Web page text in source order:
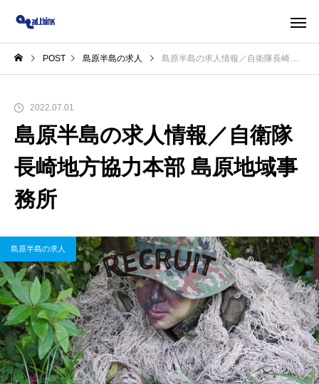
POST 島原半島の求人 島原半島の求人情報／自衛隊長崎地方協力本部 島原地域事務所
2022.07.01
島原半島の求人情報／自衛隊
長崎地方協力本部 島原地域事
務所
島原半島の求人